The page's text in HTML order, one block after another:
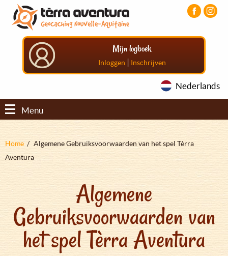
Overslaan
naar
Aller
menu
principal
Aller
pied
Mijn logboek
Inloggen | Inschrijven
Nederlands
Menu
Kruimelpad
Home
Algemene Gebruiksvoorwaarden van het spel Tèrra
Aventura
Algemene
Gebruiksvoorwaarden van
het spel Tèrra Aventura